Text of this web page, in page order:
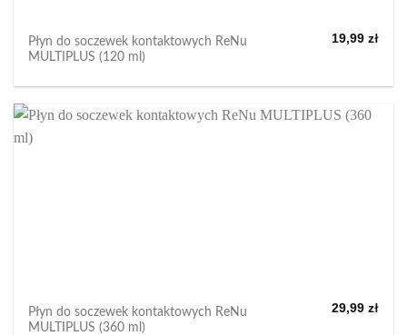
Płyn do soczewek kontaktowych ReNu
MULTIPLUS (120 ml)
19,99 zł
Płyn do soczewek kontaktowych ReNu
MULTIPLUS (360 ml)
29,99 zł